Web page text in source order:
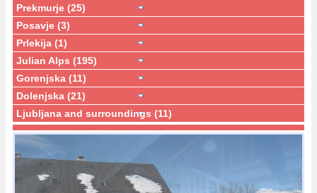
Prekmurje (25)
Posavje (3)
Prlekija (1)
Julian Alps (195)
Gorenjska (11)
Dolenjska (21)
Ljubljana and surroundings (11)